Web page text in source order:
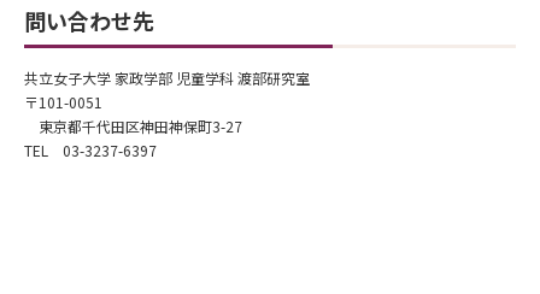
問い合わせ先
共立女子大学 家政学部 児童学科 渡部研究室
〒101-0051
東京都千代田区神田神保町3-27
TEL 03-3237-6397